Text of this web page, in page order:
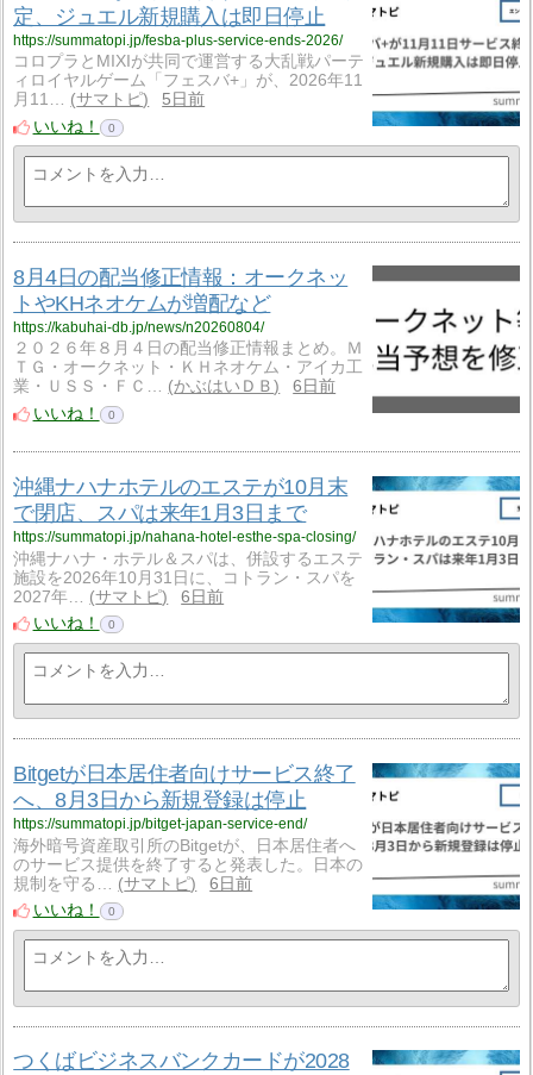
定、ジュエル新規購入は即日停止
https://summatopi.jp/fesba-plus-service-ends-2026/
コロプラとMIXIが共同で運営する大乱戦パーテ
ィロイヤルゲーム「フェスバ+」が、2026年11
月11…
サマトピ
5日前
いいね！
0
8月4日の配当修正情報：オークネッ
トやKHネオケムが増配など
https://kabuhai-db.jp/news/n20260804/
２０２６年８月４日の配当修正情報まとめ。Ｍ
ＴＧ・オークネット・ＫＨネオケム・アイカ工
業・ＵＳＳ・ＦＣ…
かぶはいＤＢ
6日前
いいね！
0
沖縄ナハナホテルのエステが10月末
で閉店、スパは来年1月3日まで
https://summatopi.jp/nahana-hotel-esthe-spa-closing/
沖縄ナハナ・ホテル＆スパは、併設するエステ
施設を2026年10月31日に、コトラン・スパを
2027年…
サマトピ
6日前
いいね！
0
Bitgetが日本居住者向けサービス終了
へ、8月3日から新規登録は停止
https://summatopi.jp/bitget-japan-service-end/
海外暗号資産取引所のBitgetが、日本居住者へ
のサービス提供を終了すると発表した。日本の
規制を守る…
サマトピ
6日前
いいね！
0
つくばビジネスバンクカードが2028